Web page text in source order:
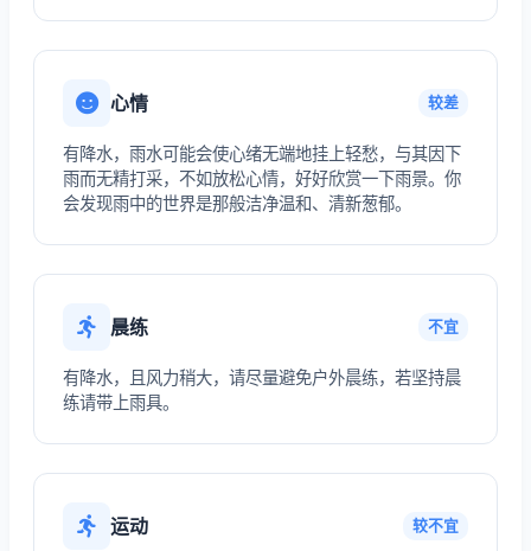
心情 较差
有降水，雨水可能会使心绪无端地挂上轻愁，与其因下
雨而无精打采，不如放松心情，好好欣赏一下雨景。你
会发现雨中的世界是那般洁净温和、清新葱郁。
晨练 不宜
有降水，且风力稍大，请尽量避免户外晨练，若坚持晨
练请带上雨具。
运动 较不宜